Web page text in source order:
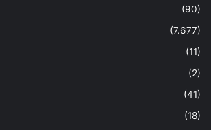
(90)
(7.677)
(11)
(2)
(41)
(18)